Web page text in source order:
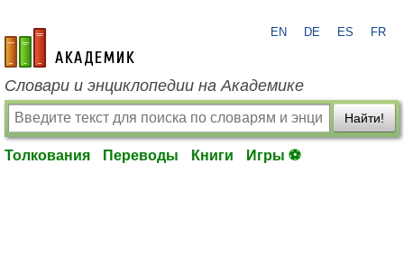
academic.ru
EN DE ES FR
Словари и энциклопедии на Академике
Найти!
Толкования Переводы Книги Игры ⚽